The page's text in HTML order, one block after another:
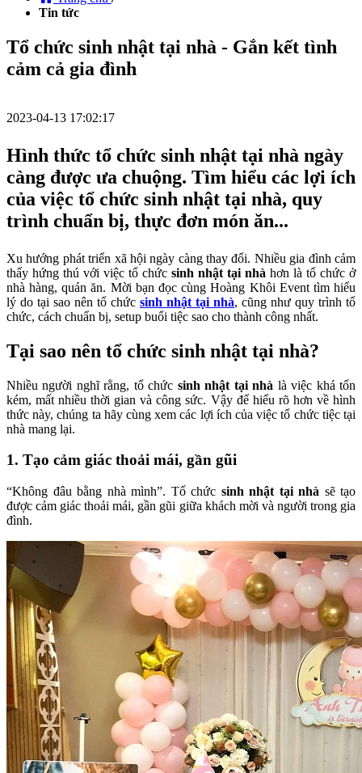
Tin tức
Tổ chức sinh nhật tại nhà - Gắn kết tình
cảm cả gia đình
2023-04-13 17:02:17
Hình thức tổ chức sinh nhật tại nhà ngày
càng được ưa chuộng. Tìm hiểu các lợi ích
của việc tổ chức sinh nhật tại nhà, quy
trình chuẩn bị, thực đơn món ăn...
Xu hướng phát triển xã hội ngày càng thay đổi. Nhiều gia đình cảm
thấy hứng thú với việc tổ chức sinh nhật tại nhà hơn là tổ chức ở
nhà hàng, quán ăn. Mời bạn đọc cùng Hoàng Khôi Event tìm hiểu
lý do tại sao nên tổ chức sinh nhật tại nhà, cũng như quy trình tổ
chức, cách chuẩn bị, setup buổi tiệc sao cho thành công nhất.
Tại sao nên tổ chức sinh nhật tại nhà?
Nhiều người nghĩ rằng, tổ chức sinh nhật tại nhà là việc khá tốn
kém, mất nhiều thời gian và công sức. Vậy để hiểu rõ hơn về hình
thức này, chúng ta hãy cùng xem các lợi ích của việc tổ chức tiệc tại
nhà mang lại.
1. Tạo cảm giác thoải mái, gần gũi
“Không đâu bằng nhà mình”. Tổ chức sinh nhật tại nhà sẽ tạo
được cảm giác thoải mái, gần gũi giữa khách mời và người trong gia
đình.